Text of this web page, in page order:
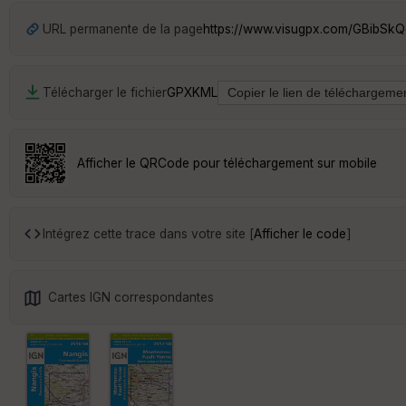
URL permanente de la pagehttps://www.visugpx.com/
Télécharger le fichierGPXKML
Afficher le QRCode pour téléchargement sur mobile
Intégrez cette trace dans votre site [Afficher le code]
Cartes IGN correspondantes